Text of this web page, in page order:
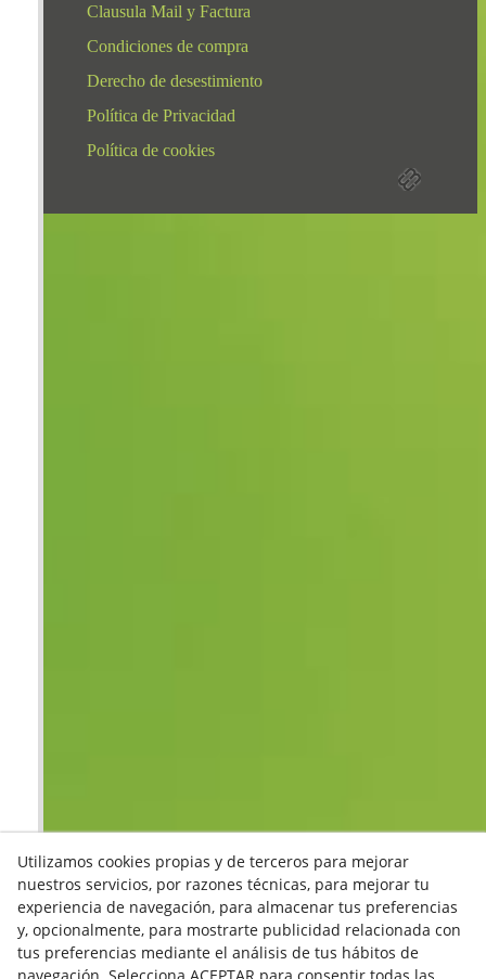
Clausula Mail y Factura
Condiciones de compra
Derecho de desestimiento
Política de Privacidad
Política de cookies
Utilizamos cookies propias y de terceros para mejorar
nuestros servicios, por razones técnicas, para mejorar tu
experiencia de navegación, para almacenar tus preferencias
y, opcionalmente, para mostrarte publicidad relacionada con
tus preferencias mediante el análisis de tus hábitos de